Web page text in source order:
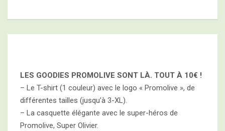
LES GOODIES PROMOLIVE SONT LÀ. TOUT À 10€ !
– Le T-shirt (1 couleur) avec le logo « Promolive », de
différentes tailles (jusqu’à 3-XL).
– La casquette élégante avec le super-héros de
Promolive, Super Olivier.